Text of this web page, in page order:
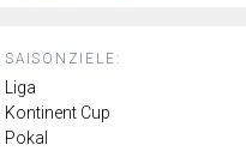
SAISONZIELE:
Liga
Kontinent Cup
Pokal